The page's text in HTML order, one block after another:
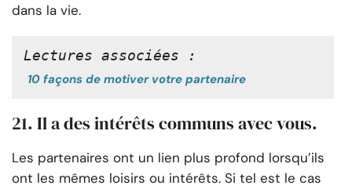
dans la vie.
Lectures associées :
10 façons de motiver votre partenaire
21. Il a des intérêts communs avec vous.
Les partenaires ont un lien plus profond lorsqu’ils
ont les mêmes loisirs ou intérêts. Si tel est le cas